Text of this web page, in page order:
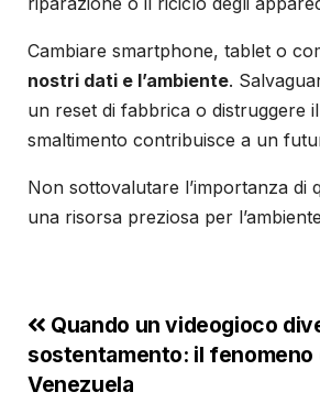
Cambiare smartphone, tablet o
nostri dati e l’ambiente.
un reset di fabbrica o distruggere
smaltimento contribuisce a un
Non sottovalutare l’importanza di
una risorsa preziosa per
Quando un videogioco
sostentamento: il fenomeno
Venezuela